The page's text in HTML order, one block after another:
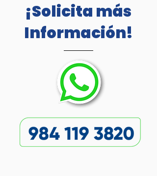
¡Solicita más
Información!